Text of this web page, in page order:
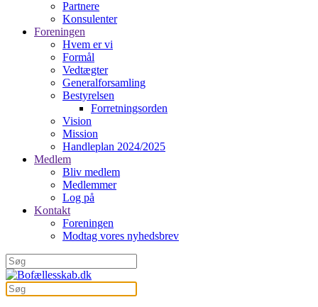
Partnere
Konsulenter
Foreningen
Hvem er vi
Formål
Vedtægter
Generalforsamling
Bestyrelsen
Forretningsorden
Vision
Mission
Handleplan 2024/2025
Medlem
Bliv medlem
Medlemmer
Log på
Kontakt
Foreningen
Modtag vores nyhedsbrev